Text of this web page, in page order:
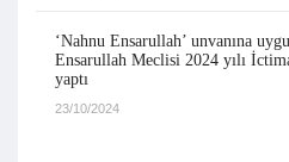
‘Nahnu Ensarullah’ unvanına
Ensarullah Meclisi 2024 yılı
yaptı
23/10/2024